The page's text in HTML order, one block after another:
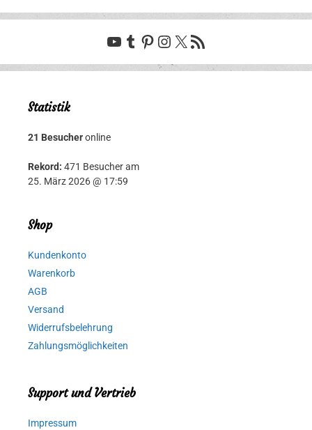
YouTube
Tumblr
Pinterest
Instagram
X RSS-Feed
Statistik
21 Besucheronline
Rekord: 471 Besucher am
25. März 2026 @ 17:59
Shop
Kundenkonto
Warenkorb
AGB
Versand
Widerrufsbelehrung
Zahlungsmöglichkeiten
Support und Vertrieb
Impressum